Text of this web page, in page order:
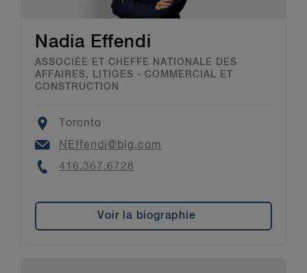
Nadia Effendi
ASSOCIÉE ET CHEFFE NATIONALE DES
AFFAIRES, LITIGES - COMMERCIAL ET
CONSTRUCTION
Location
Toronto
Email
NEffendi@blg.com
Phone
416.367.6728
Voir la biographie